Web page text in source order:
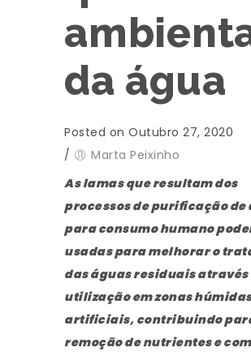
da água
Posted on Outubro 27, 2020
/
Marta Peixinho
As lamas que resultam dos
processos de purificação de
para consumo humano
usadas para melhorar o
das águas residuais através
utilização em zonas
artificiais, contribuindo
remoção de nutrientes e